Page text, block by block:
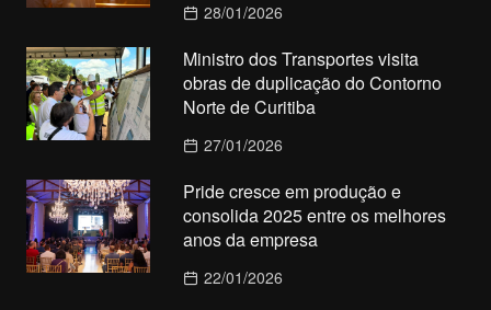
28/01/2026
Ministro dos Transportes visita
obras de duplicação do Contorno
Norte de Curitiba
27/01/2026
Pride cresce em produção e
consolida 2025 entre os melhores
anos da empresa
22/01/2026